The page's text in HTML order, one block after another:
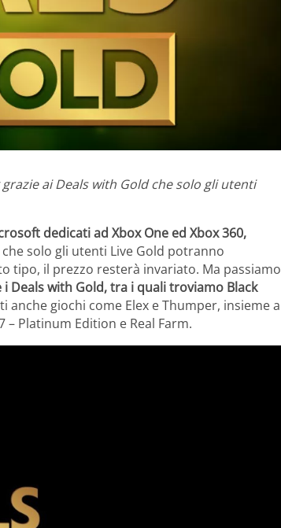
ai Deals with Gold che solo gli utenti
dedicati ad Xbox One ed Xbox 360,
solo gli utenti Live Gold potranno
tipo, il prezzo resterà invariato. Ma passiamo
Deals with Gold, tra i quali troviamo Black
anche giochi come Elex e Thumper, insieme a
Platinum Edition e Real Farm.